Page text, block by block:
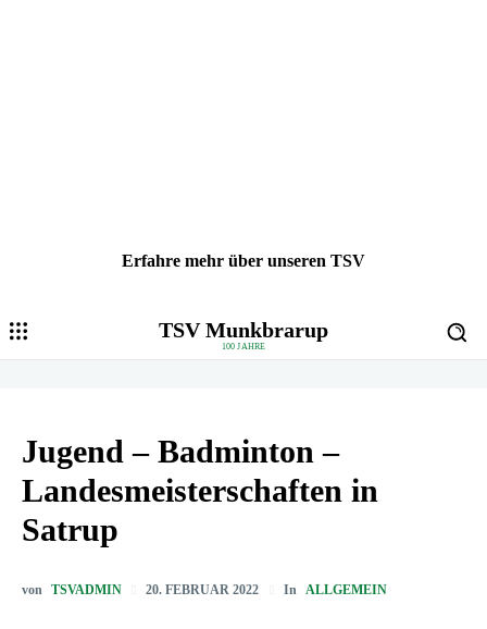
Erfahre mehr über unseren TSV
TSV Munkbrarup
100 JAHRE
Jugend – Badminton –
Landesmeisterschaften in
Satrup
von TSVADMIN 20. FEBRUAR 2022 In ALLGEMEIN